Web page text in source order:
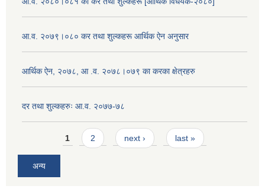
आ.व. २०७९।०८० कर तथा शुल्कहरू आर्थिक ऐन अनुसार
आर्थिक ऐन, २०७८, आ .व. २०७८।०७९ का करका क्षेत्रहरु
दर तथा शुल्कहरुः आ.व. २०७७-७८
Pages1 2 next › last »
अन्य